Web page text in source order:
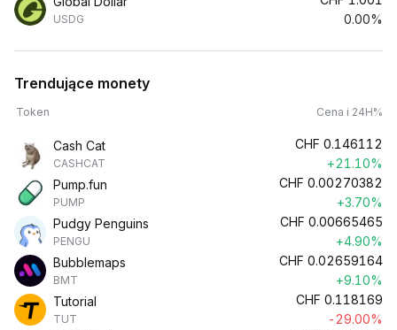
USDG
0.00%
Trendujące monety
Token Cena i 24H%
Cash Cat
CASHCAT
CHF 0.146112
+21.10%
Pump.fun
PUMP
CHF 0.00270382
+3.70%
Pudgy Penguins
PENGU
CHF 0.00665465
+4.90%
Bubblemaps
BMT
CHF 0.02659164
+9.10%
Tutorial
TUT
CHF 0.118169
-29.00%